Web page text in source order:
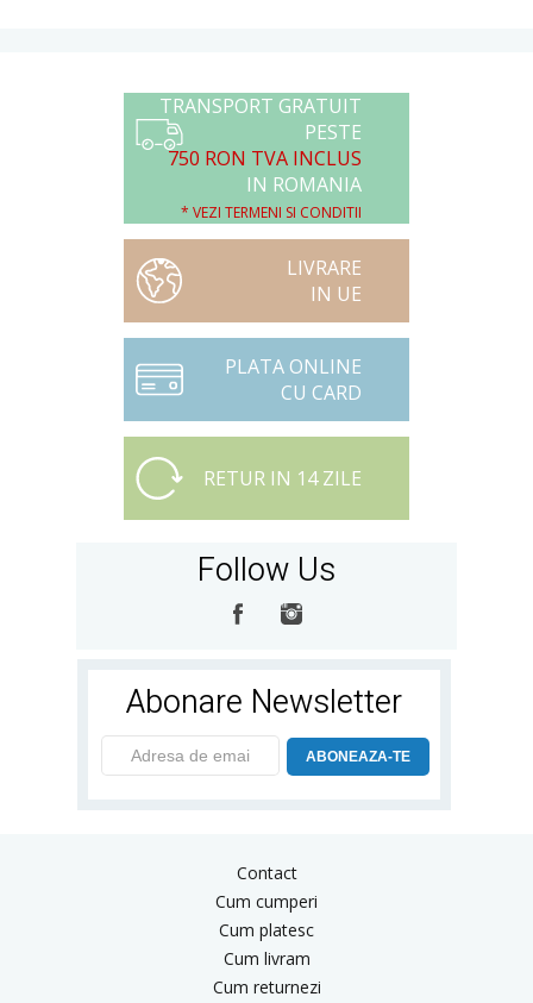
TRANSPORT GRATUIT
PESTE
750 RON TVA INCLUS
IN ROMANIA
* VEZI TERMENI SI CONDITII
LIVRARE
IN UE
PLATA ONLINE
CU CARD
RETUR IN 14 ZILE
Follow Us
Abonare Newsletter
ABONEAZA-TE
Contact
Cum cumperi
Cum platesc
Cum livram
Cum returnezi